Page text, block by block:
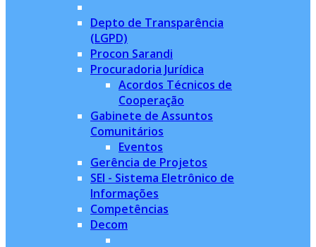
Depto de Transparência
(LGPD)
Procon Sarandi
Procuradoria Jurídica
Acordos Técnicos de
Cooperação
Gabinete de Assuntos
Comunitários
Eventos
Gerência de Projetos
SEI - Sistema Eletrônico de
Informações
Competências
Decom